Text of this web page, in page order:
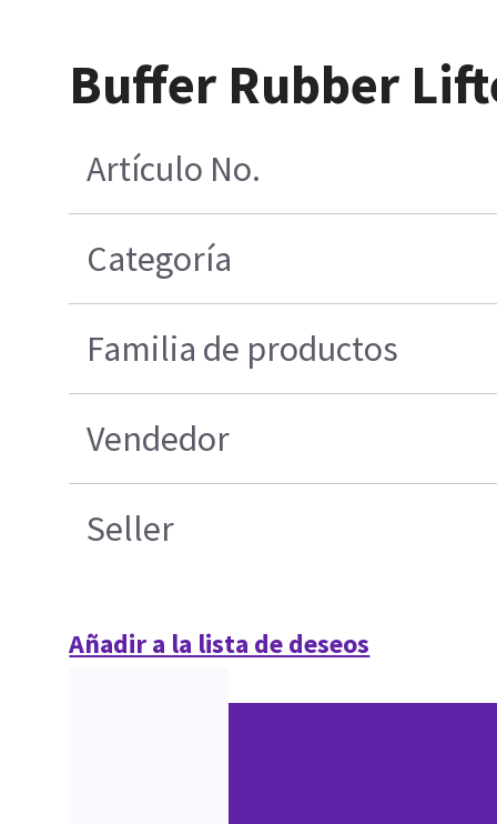
Buffer Rubber
Artículo No.
Categoría
Familia de productos
Vendedor
Seller
Añadir a la lista de deseos